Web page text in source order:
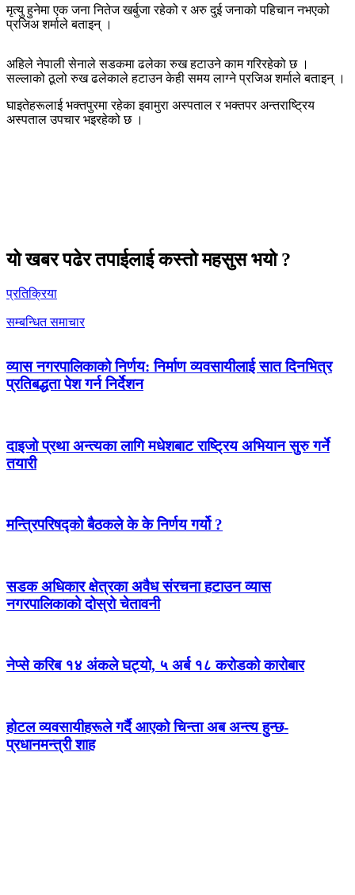
मृत्यु हुनेमा एक जना नितेज खर्बुजा रहेको र अरु दुई जनाको पहिचान नभएको
प्रजिअ शर्माले बताइन् ।
अहिले नेपाली सेनाले सडकमा ढलेका रुख हटाउने काम गरिरहेको छ ।
सल्लाको ठूलो रुख ढलेकाले हटाउन केही समय लाग्ने प्रजिअ शर्माले बताइन् ।
घाइतेहरूलाई भक्तपुरमा रहेका इवामुरा अस्पताल र भक्तपर अन्तराष्ट्रिय
अस्पताल उपचार भइरहेको छ ।
यो खबर पढेर तपाईलाई कस्तो महसुस भयो ?
प्रतिक्रिया
सम्बन्धित समाचार
व्यास नगरपालिकाको निर्णय: निर्माण व्यवसायीलाई सात दिनभित्र
प्रतिबद्धता पेश गर्न निर्देशन
दाइजो प्रथा अन्त्यका लागि मधेशबाट राष्ट्रिय अभियान सुरु गर्ने
तयारी
मन्त्रिपरिषद्को बैठकले के के निर्णय गर्यो ?
सडक अधिकार क्षेत्रका अवैध संरचना हटाउन व्यास
नगरपालिकाको दोस्रो चेतावनी
नेप्से करिब १४ अंकले घट्यो, ५ अर्ब १८ करोडको कारोबार
होटल व्यवसायीहरूले गर्दै आएको चिन्ता अब अन्त्य हुन्छ-
प्रधानमन्त्री शाह